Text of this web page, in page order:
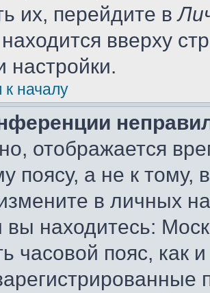
их, перейдите в
вверху
настройки.
к началу
отображается
поясу, а не к тому,
в личных
вы находитесь:
часовой пояс, как